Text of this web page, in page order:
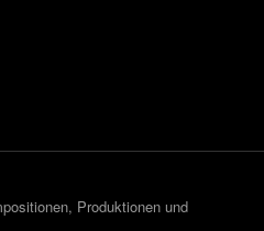
Produktionen und